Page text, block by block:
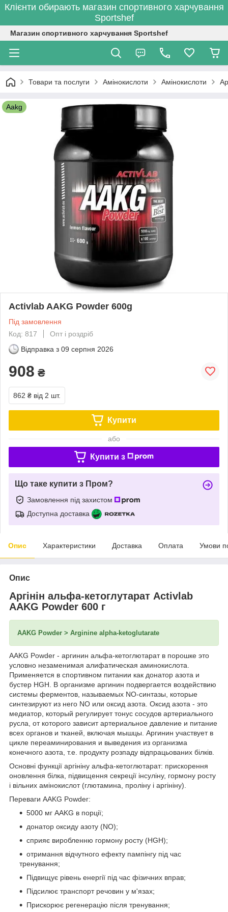
Клієнти обирають магазин спортивного харчування
Sportshef
Магазин спортивного харчування Sportshef
Товари та послуги Амінокислоти Амінокислоти
Aakg
Activlab AAKG Powder 600g
Під замовлення
Код: 817
Опт і роздріб
Відправка з 09 серпня 2026
908 ₴
862 ₴ від 2 шт.
Купити
або
Купити з
Що таке купити з Пром?
Замовлення під захистом
Доступна доставка
Опис Характеристики Доставка Оплата Умови
Опис
Аргінін альфа-кетоглутарат Activlab
AAKG Powder 600 г
AAKG Powder > Arginine alpha-ketoglutarate
AAKG Powder - аргинин альфа-кетоглютарат в порошке это
условно незаменимая алифатическая аминокислота.
Применяется в спортивном питании как донатор азота и
бустер HGH. В организме аргинин подвергается воздействию
системы ферментов, называемых NO-синтазы, которые
синтезируют из него NO или оксид азота. Оксид азота - это
медиатор, который регулирует тонус сосудов артериального
русла, от которого зависит артериальное давление и питание
всех органов и тканей, включая мышцы. Аргинин участвует в
цикле переаминирования и выведения из организма
конечного азота, т.е. продукту розпаду відпрацьованих білків.
Основні функції аргініну альфа-кетоглютарат: прискорення
оновлення білка, підвищення секреції інсуліну, гормону росту
і вільних амінокислот (глютамина, проліну і аргініну).
Переваги AAKG Powder:
5000 мг AAKG в порції;
донатор оксиду азоту (NO);
сприяє виробленню гормону росту (HGH);
отримання відчутного ефекту пампінгу під час
тренування;
Підвищує рівень енергії під час фізичних вправ;
Підсилює транспорт речовин у м'язах;
Прискорює регенерацію після тренування;